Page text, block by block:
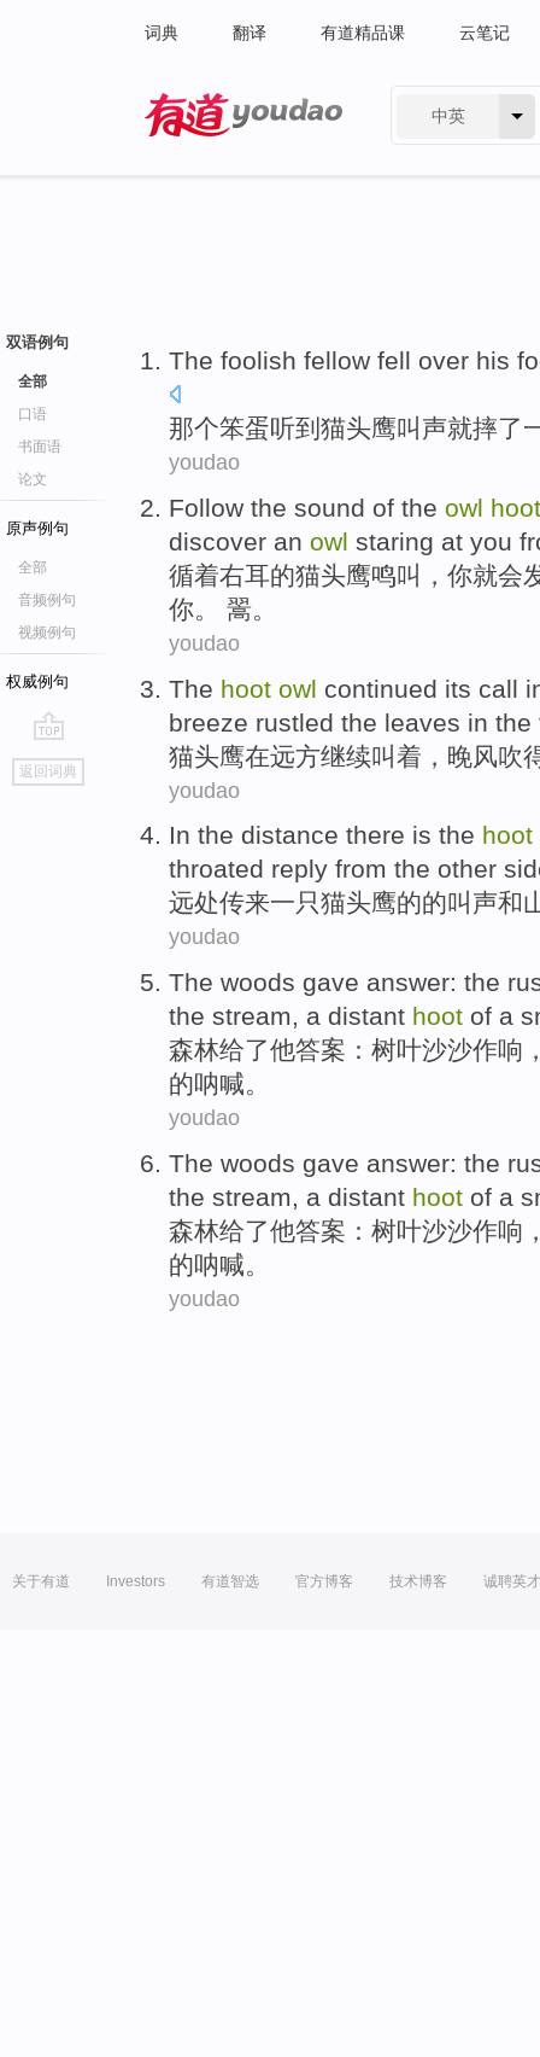
词典 翻译 有道精品课 云笔记
中英
双语例句
全部
口语
书面语
论文
原声例句
全部
音频例句
视频例句
权威例句
go
top
返回词典
The foolish fellow fell over his
那个笨蛋听到 猫头鹰叫声就摔了
youdao
Follow the sound of the owl hoot
discover an owl staring at you
循着右耳的猫头鹰鸣叫 ， 你就会
你。 翯。
youdao
The hoot owl continued its call
breeze rustled the leaves in the
猫头鹰在远方继续叫着， 晚风吹
youdao
In the distance there is the hoot
throated reply from the other
远处传来一只猫头鹰的的叫声和
youdao
The woods gave answer: the
the stream, a distant hoot of a
森林给了他答案 ：树叶沙沙作响
的呐喊。
youdao
The woods gave answer: the
the stream, a distant hoot of a
森林给了他答案 ：树叶沙沙作响
的呐喊。
youdao
关于有道 Investors 有道智选 官方博客 技术博客 诚聘英才